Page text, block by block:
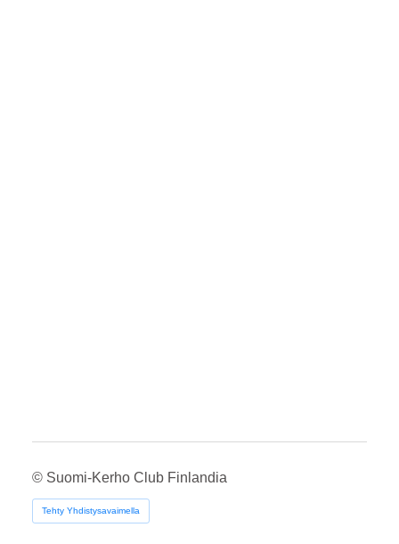
© Suomi-Kerho Club Finlandia
Tehty Yhdistysavaimella